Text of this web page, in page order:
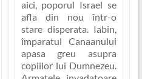
aici, poporul Israel se
afla din nou într-o
stare disperata. Iabin,
împaratul Canaanului
apasa greu asupra
copiilor lui Dumnezeu.